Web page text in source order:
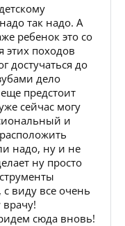
так надо. А
ребенок это со
этих походов
достучаться до
дело
предстоит
сейчас могу
и
надо, ну и не
ну просто
с виду все очень
врачу!
сюда вновь!